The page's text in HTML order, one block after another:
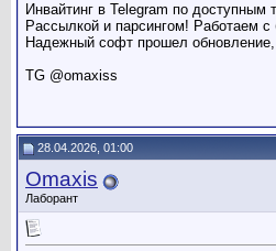
Инвайтинг в Telegram по доступным
Рассылкой и парсингом! Работаем
Надежный софт прошел
TG @omaxiss
28.04.2026, 01:00
Omaxis
Лаборант